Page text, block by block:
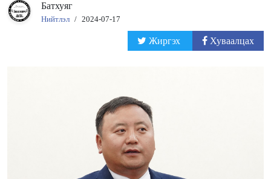
Батхуяг
Нийтлэл / 2024-07-17
Жиргэх Хуваалцах